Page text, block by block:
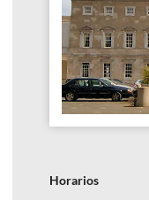
Horarios